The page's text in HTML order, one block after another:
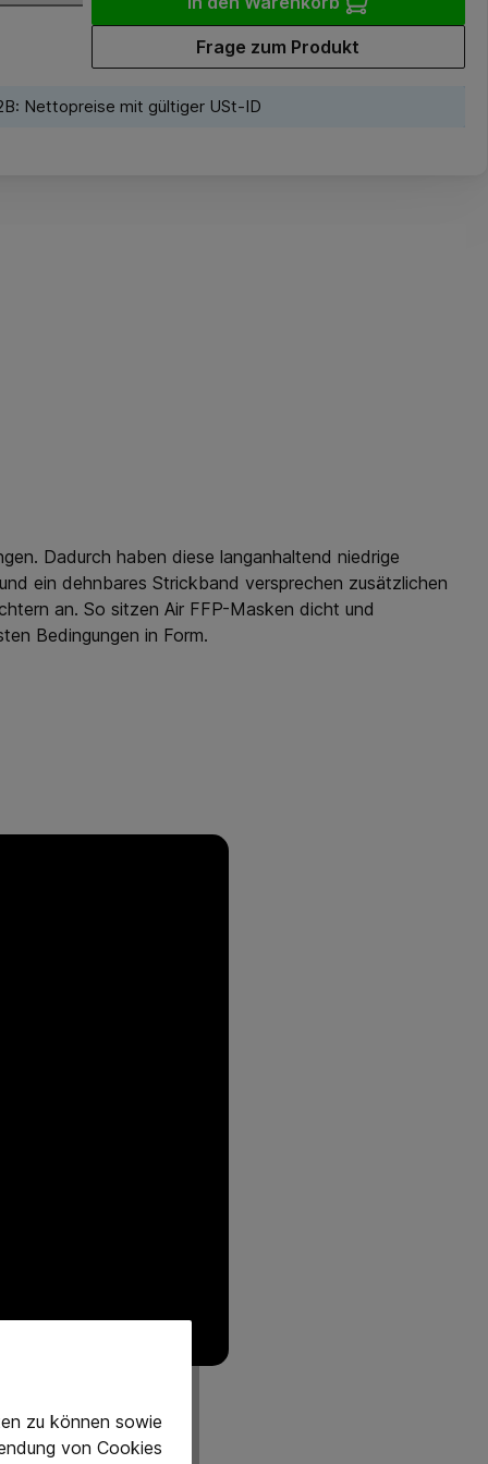
Frage zum Produkt
Nettopreise mit gültiger USt-ID
Dadurch haben diese langanhaltend niedrige
ein dehnbares Strickband versprechen zusätzlichen
an. So sitzen Air FFP-Masken dicht und
Bedingungen in Form.
zu können sowie
von Cookies